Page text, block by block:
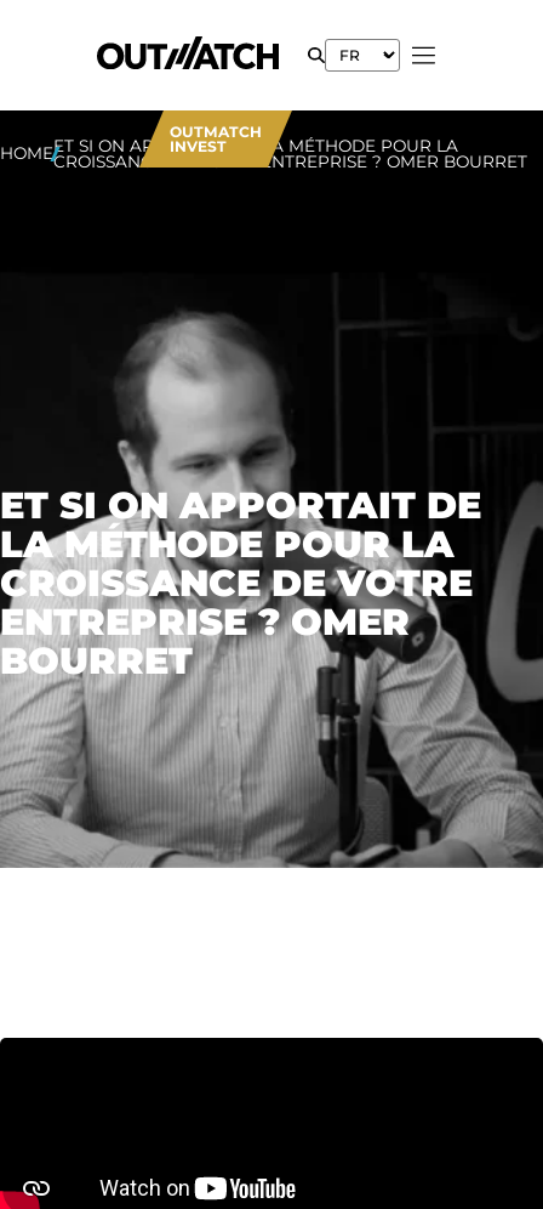
OUTMATCH
INVEST
HOMEET SI ON APPORTAIT DE LA MÉTHODE POUR LA
CROISSANCE DE VOTRE ENTREPRISE ? OMER BOURRET
ET SI ON APPORTAIT DE
LA MÉTHODE POUR LA
CROISSANCE DE VOTRE
ENTREPRISE ? OMER
BOURRET